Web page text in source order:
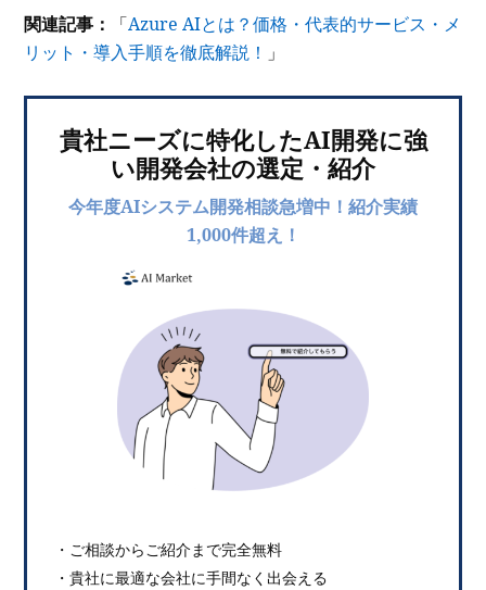
関連記事： 「Azure AIとは？価格・代表的サービス・メ
リット・導入手順を徹底解説！ 」
貴社ニーズに特化したAI開発に強
い開発会社の選定・紹介
今年度AIシステム開発相談急増中！紹介実績
1,000件超え！
・ご相談からご紹介まで完全無料
・貴社に最適な会社に手間なく出会える